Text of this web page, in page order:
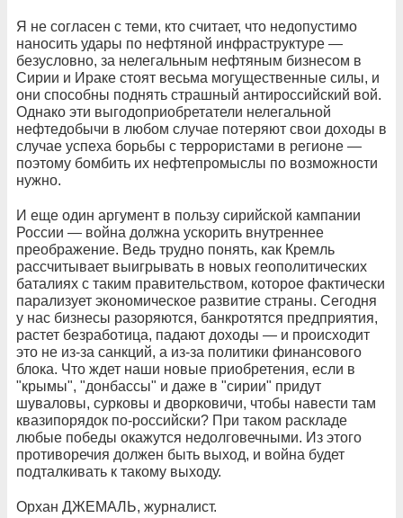
Я не согласен с теми, кто считает, что недопустимо
наносить удары по нефтяной инфраструктуре —
безусловно, за нелегальным нефтяным бизнесом в
Сирии и Ираке стоят весьма могущественные силы, и
они способны поднять страшный антироссийский вой.
Однако эти выгодоприобретатели нелегальной
нефтедобычи в любом случае потеряют свои доходы в
случае успеха борьбы с террористами в регионе —
поэтому бомбить их нефтепромыслы по возможности
нужно.
И еще один аргумент в пользу сирийской кампании
России — война должна ускорить внутреннее
преображение. Ведь трудно понять, как Кремль
рассчитывает выигрывать в новых геополитических
баталиях с таким правительством, которое фактически
парализует экономическое развитие страны. Сегодня
у нас бизнесы разоряются, банкротятся предприятия,
растет безработица, падают доходы — и происходит
это не из-за санкций, а из-за политики финансового
блока. Что ждет наши новые приобретения, если в
"крымы", "донбассы" и даже в "сирии" придут
шуваловы, сурковы и дворковичи, чтобы навести там
квазипорядок по-российски? При таком раскладе
любые победы окажутся недолговечными. Из этого
противоречия должен быть выход, и война будет
подталкивать к такому выходу.
Орхан ДЖЕМАЛЬ, журналист.